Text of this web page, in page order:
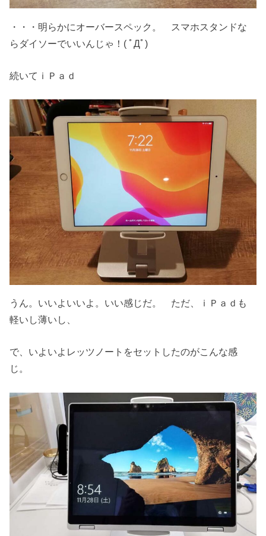
・・・明らかにオーバースペック。 スマホスタンドな
らダイソーでいいんじゃ！( ﾟДﾟ)
続いてｉＰａｄ
うん。いいよいいよ。いい感じだ。 ただ、ｉＰａｄも
軽いし薄いし、
で、いよいよレッツノートをセットしたのがこんな感
じ。